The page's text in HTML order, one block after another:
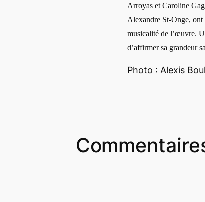
Arroyas et Caroline
Alexandre St-Onge, ont
musicalité de l’œuvre.
d’affirmer sa grandeur
Photo : Alexis